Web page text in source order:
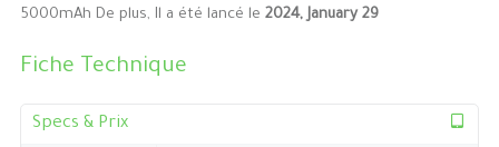
5000mAh De plus, Il a été lancé le 2024, January 29
Fiche Technique
Specs & Prix